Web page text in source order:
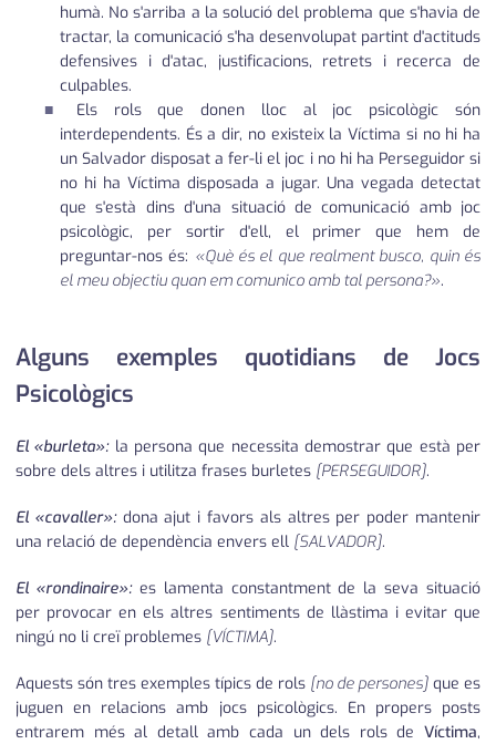
humà. No s'arriba a la solució del problema que s'havia de
tractar, la comunicació s'ha desenvolupat partint d'actituds
defensives i d'atac, justificacions, retrets i recerca de
culpables.
Els rols que donen lloc al joc psicològic són
interdependents. És a dir, no existeix la Víctima si no hi ha
un Salvador disposat a fer-li el joc i no hi ha Perseguidor si
no hi ha Víctima disposada a jugar. Una vegada detectat
que s'està dins d'una situació de comunicació amb joc
psicològic, per sortir d'ell, el primer que hem de
preguntar-nos és: «Què és el que realment busco, quin és
el meu objectiu quan em comunico amb tal persona?».
Alguns exemples quotidians de Jocs
Psicològics
El «burleta»:la persona que necessita demostrar que està per
sobre dels altres i utilitza frases burletes [PERSEGUIDOR].
El «cavaller»:dona ajut i favors als altres per poder mantenir
una relació de dependència envers ell [SALVADOR].
El «rondinaire»:es lamenta constantment de la seva situació
per provocar en els altres sentiments de llàstima i evitar que
ningú no li creï problemes [VÍCTIMA].
Aquests són tres exemples típics de rols [no de persones] que es
juguen en relacions amb jocs psicològics. En propers posts
entrarem més al detall amb cada un dels rols de Víctima,